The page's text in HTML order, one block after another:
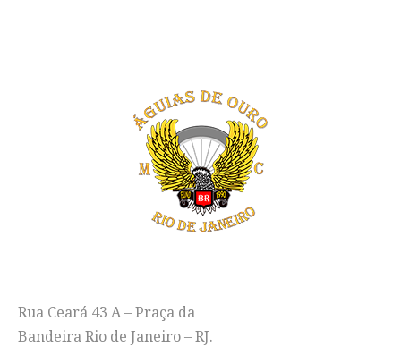
Rua Ceará 43 A – Praça da
Bandeira Rio de Janeiro – RJ.